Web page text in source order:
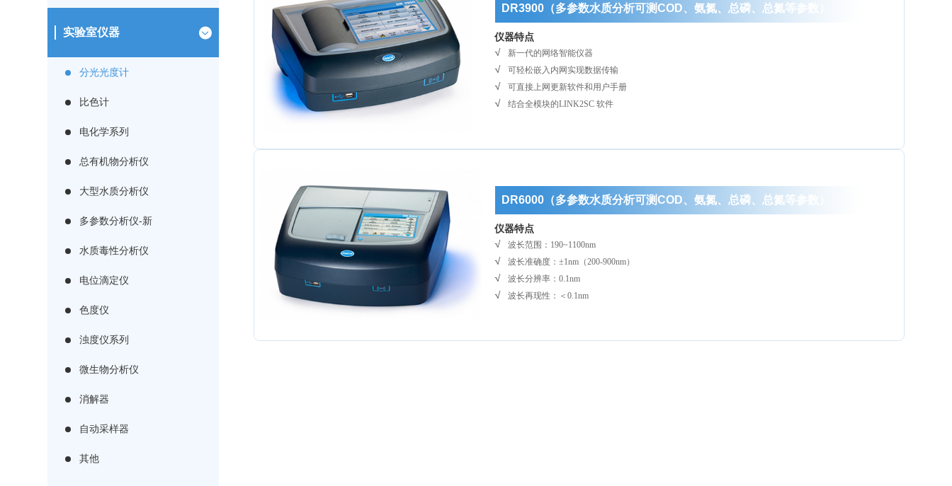
实验室仪器
分光光度计
比色计
电化学系列
总有机物分析仪
大型水质分析仪
多参数分析仪-新
水质毒性分析仪
电位滴定仪
色度仪
浊度仪系列
微生物分析仪
消解器
自动采样器
其他
DR3900（多参数水质分析可测COD、氨氮、总磷、总氮等参数）
仪器特点
新一代的网络智能仪器
可轻松嵌入内网实现数据传输
可直接上网更新软件和用户手册
结合全模块的LINK2SC 软件
DR6000（多参数水质分析可测COD、氨氮、总磷、总氮等参数）
仪器特点
波长范围：190~1100nm
波长准确度：±1nm（200-900nm）
波长分辨率：0.1nm
波长再现性：＜0.1nm